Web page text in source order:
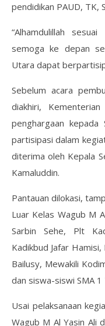
pendidikan PAUD, TK,
“Alhamdulillah
semoga ke depan
Utara dapat
Sebelum acara
diakhiri,
penghargaan
partisipasi dalam
diterima oleh Kepala
Kamaluddin.
Pantauan dilokasi,
Luar Kelas Wagub M
Sarbin Sehe, Plt
Kadikbud Jafar
Bailusy, Mewakili
dan siswa-siswi SMA
Usai pelaksanaan
Wagub M Al Yasin Ali